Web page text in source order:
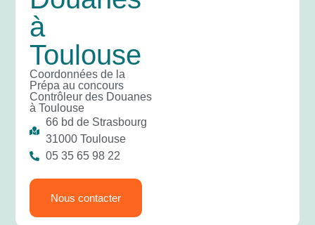
à
Toulouse
Coordonnées de la
Prépa au concours
Contrôleur des Douanes
à Toulouse
66 bd de Strasbourg
31000 Toulouse
05 35 65 98 22
Nous contacter